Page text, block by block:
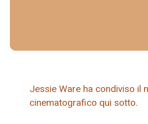
Jessie Ware ha condiviso il
cinematografico qui sotto.